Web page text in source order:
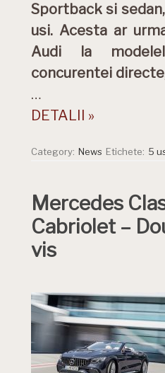
Sportback si
usi. Acesta ar
Audi la
concurentei
…
DETALII »
Category: News Etichete: 5
Mercedes
Cabriolet –
vis